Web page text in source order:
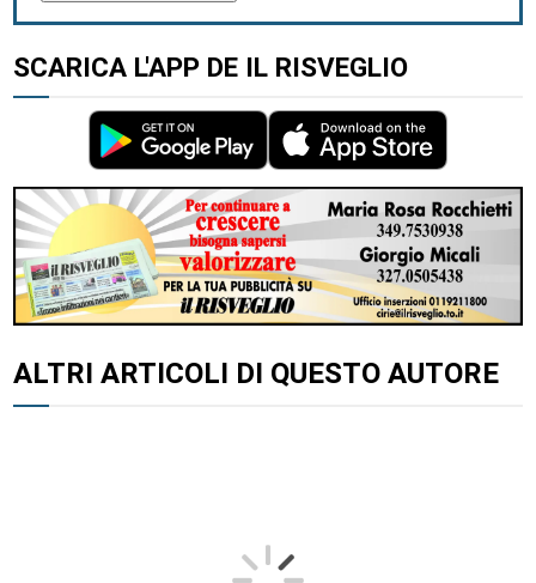
SCARICA L'APP DE IL RISVEGLIO
ALTRI ARTICOLI DI QUESTO AUTORE